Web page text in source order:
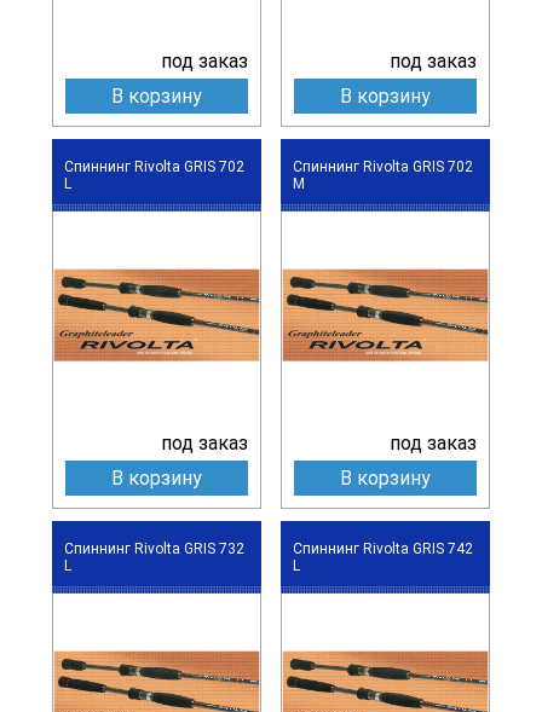
под заказ
В корзину
под заказ
В корзину
Спиннинг Rivolta GRIS 702
L
под заказ
В корзину
Спиннинг Rivolta GRIS 702
M
под заказ
В корзину
Спиннинг Rivolta GRIS 732
L
Спиннинг Rivolta GRIS 742
L